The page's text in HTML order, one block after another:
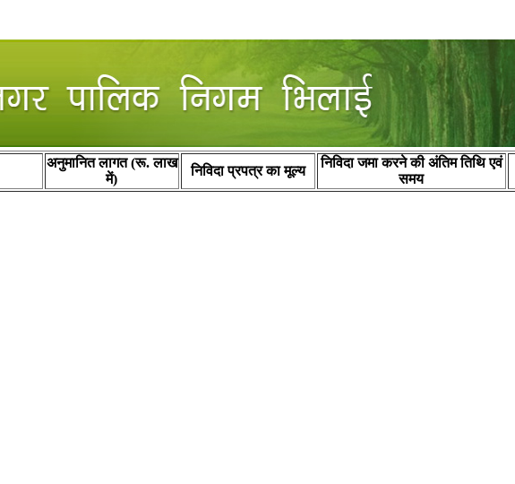
अनुमानित लागत (रू. लाख
में)
निविदा प्रपत्र का मूल्य
निविदा जमा करने की अंतिम तिथि एवं
समय